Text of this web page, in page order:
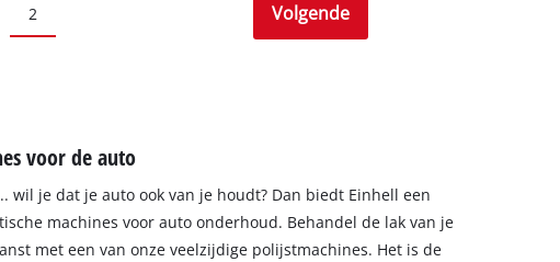
2 Volgende
voor de auto
wil je dat je auto ook van je houdt? Dan biedt Einhell een
machines voor auto onderhoud. Behandel de lak van je
met een van onze veelzijdige polijstmachines. Het is de